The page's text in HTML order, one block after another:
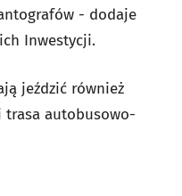
- dodaje
Inwestycji.
jeździć również
trasa autobusowo-